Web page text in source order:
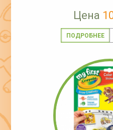
Цена
ПОДРОБНЕЕ